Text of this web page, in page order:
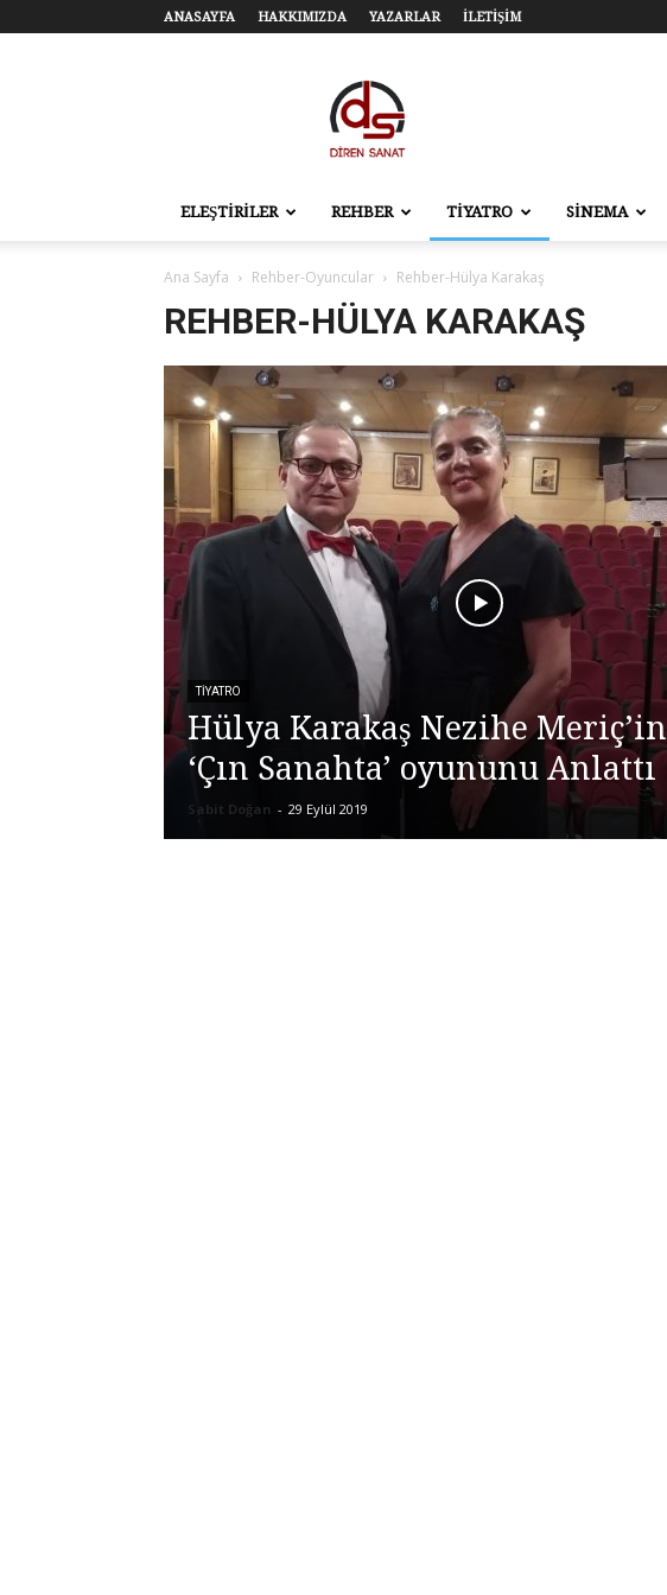
ANASAYFA HAKKIMIZDA YAZARLAR İLETİŞİM
Diren
Sanat
–
Tiyatro,
Sahne
ELEŞTİRİLER REHBER TİYATRO SİNEMA
Ana Sayfa Rehber-Oyuncular Rehber-Hülya Karakaş
REHBER-HÜLYA KARAKAŞ
TİYATRO
Hülya Karakaş Nezihe Meriç’in
‘Çın Sanahta’ oyununu Anlattı
Sabit Doğan - 29 Eylül 2019